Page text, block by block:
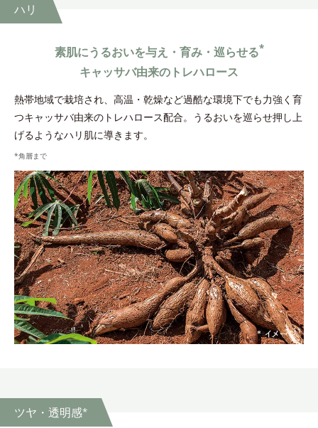
素肌にうるおいを与え・育み・巡らせる*
キャッサバ由来のトレハロース
熱帯地域で栽培され、高温・乾燥など過酷な環境下でも力強く育
つキャッサバ由来のトレハロース配合。うるおいを巡らせ押し上
げるようなハリ肌に導きます。
ハリ
*角層まで
ツヤ・透明感*